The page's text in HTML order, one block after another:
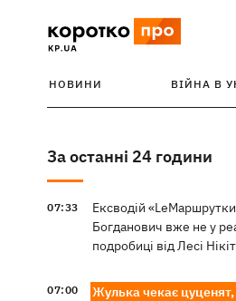
НОВИНИ ВІЙНА В
За останні 24 години
07:33
Ексводій
Богданович вже не у
подробиці від Лесі
07:00
Жулька чекає цуценят,